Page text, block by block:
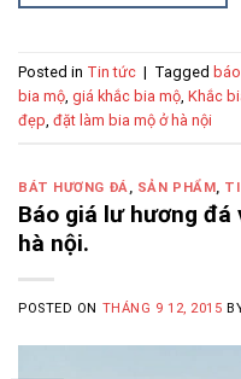
Posted in Tin tức | Tagged
bia mộ, giá khắc bia mộ, Khắc
đẹp, đặt làm bia mộ ở hà nội
BÁT HƯƠNG ĐÁ, SẢN PHẨM,
Báo giá lư hương đá
hà nội.
POSTED ON THÁNG 9 12, 2015